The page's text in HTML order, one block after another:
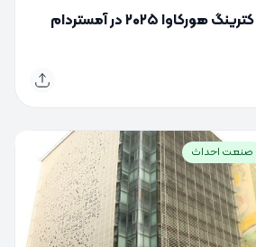
نمایشگاه بین‌المللی کترینگ هورکاوا ۲۰۲۵ در آمستردام
صنعت احداث